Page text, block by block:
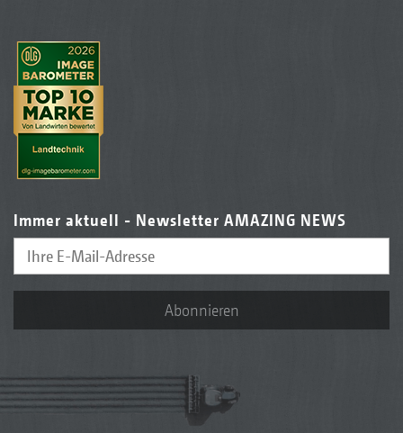
Immer aktuell - Newsletter AMAZING NEWS
Abonnieren